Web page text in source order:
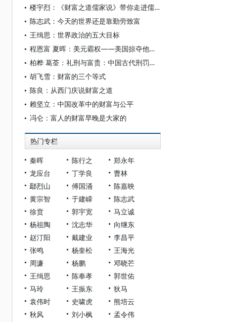
楼宇烈：《财富之道儒家说》带你走进儒学 找到财富宝藏
陈志武：今天的世界还是靠勤劳致富
王缉思：世界政治的五大目标
程恩富 夏晖：美元霸权——美国掠夺他国财富的重要手段
柏桦 葛荃：礼刑与富贵：中国古代刑罚的政治观
胡飞雪：财富的三个等式
陈良：从西门庆说财富之道
赖坚立：中国改革中的财富与公平
冯仑：富人的财富早晚是大家的
热门专栏
秦晖 陈行之
郑永年
龙应台
丁学良
曹林
鄢烈山
傅国涌
陈嘉映
黄宗智
于建嵘
陈志武
徐贲
郭宇宽
马立诚
杨祖陶
沈志华
向继东
赵汀阳
戴建业
李昌平
张鸣
杨奎松
王海光
周濂
杨鹏
邓晓芒
王缉思
陈奉孝
郭世佑
马玲
王振东
狄马
袁伟时
史啸虎
熊培云
秋风
刘小枫
孟令伟